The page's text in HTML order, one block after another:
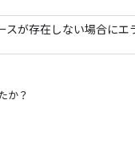
スが存在しない場合に
か？